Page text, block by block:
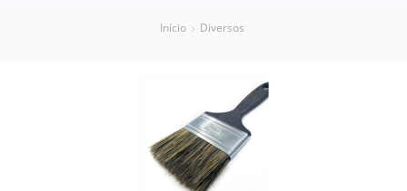
Início Diversos